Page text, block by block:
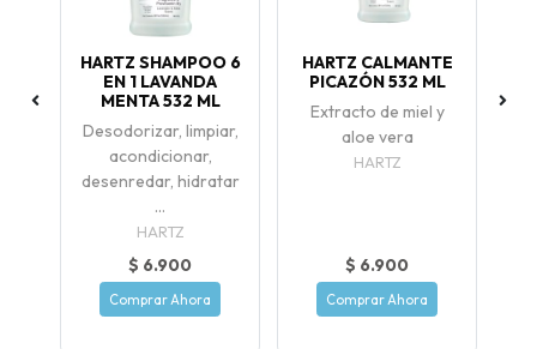
HARTZ SHAMPOO 6
EN 1 LAVANDA
MENTA 532 ML
Desodorizar, limpiar,
acondicionar,
desenredar, hidratar
...
HARTZ
$ 6.900
Comprar Ahora
HARTZ CALMANTE
PICAZÓN 532 ML
Extracto de miel y
aloe vera
HARTZ
$ 6.900
Comprar Ahora